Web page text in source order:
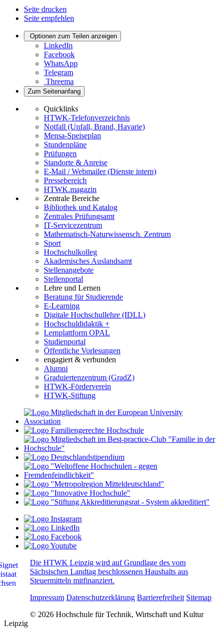
Seite drucken
Seite empfehlen
Optionen zum Teilen anzeigen
LinkedIn
Facebook
WhatsApp
Telegram
Threema
Zum Seitenanfang
Quicklinks
HTWK-Telefonverzeichnis
Notfall (Unfall, Brand, Havarie)
Mensa-Speiseplan
Stundenpläne
Prüfungen
Standorte & Anreise
E-Mail / Webmailer (Dienste intern)
Pressebereich
HTWK.magazin
Zentrale Bereiche
Bibliothek und Katalog
Zentrales Prüfungsamt
IT-Servicezentrum
Mathematisch-Naturwissensch. Zentrum
Sport
Hochschulkolleg
Akademisches Auslandsamt
Stellenangebote
Stellenportal
Lehre und Lernen
Beratung für Studierende
E-Learning
Digitale Hochschullehre (IDLL)
Hochschuldidaktik +
Lernplattform OPAL
Studienportal
Öffentliche Vorlesungen
engagiert & verbunden
Alumni
Graduiertenzentrum (GradZ)
HTWK-Förderverein
HTWK-Stiftung
Die HTWK Leipzig wird auf Grundlage des vom
Sächsischen Landtag beschlossenen Haushalts aus
Steuermitteln mitfinanziert.
Impressum Datenschutzerklärung Barrierefreiheit Sitemap
© 2026 Hochschule für Technik, Wirtschaft und Kultur
Leipzig